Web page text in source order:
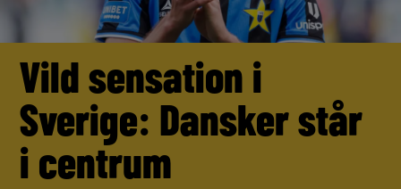
Vild sensation i
Sverige: Dansker står
i centrum